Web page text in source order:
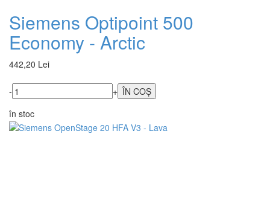
Siemens Optipoint 500
Economy - Arctic
442,20 Lei
-
+
în stoc